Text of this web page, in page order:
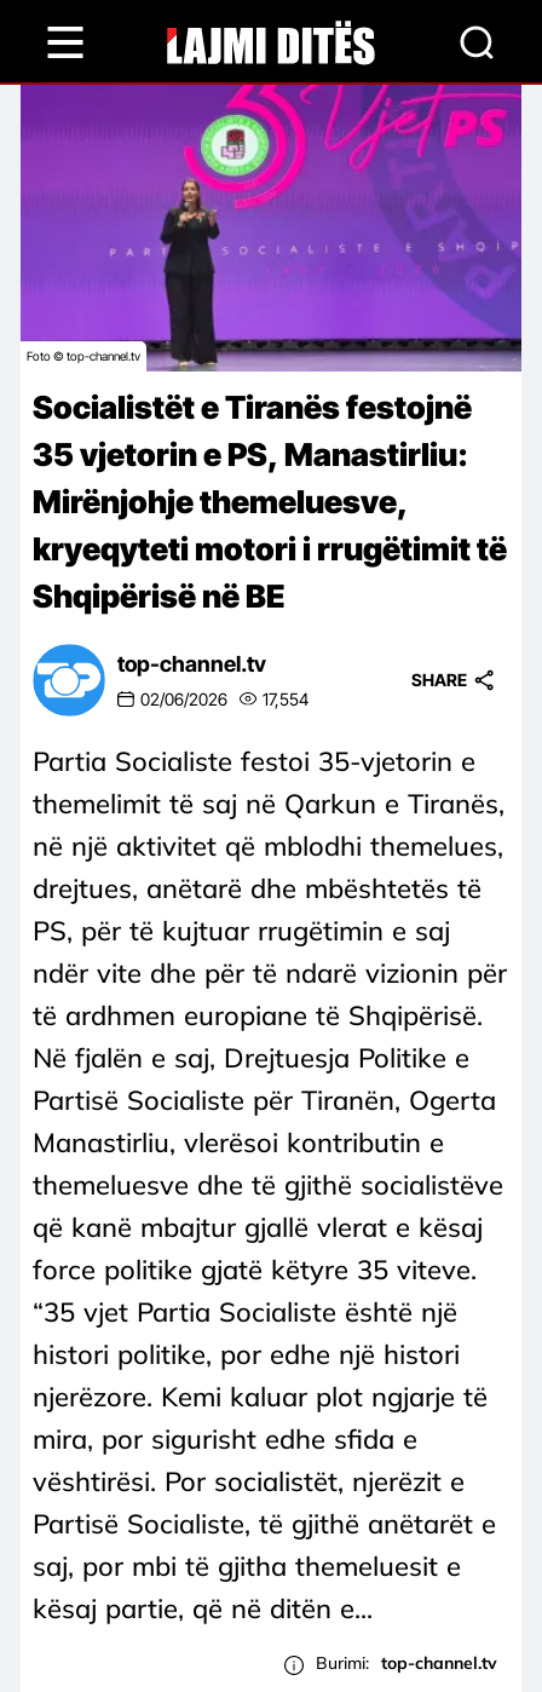
content
Foto © top-channel.tv
Socialistët e Tiranës festojnë
35 vjetorin e PS, Manastirliu:
Mirënjohje themeluesve,
kryeqyteti motori i rrugëtimit të
Shqipërisë në BE
top-channel.tv
02/06/2026 17,554
SHARE
Partia Socialiste festoi 35-vjetorin e
themelimit të saj në Qarkun e Tiranës,
në një aktivitet që mblodhi themelues,
drejtues, anëtarë dhe mbështetës të
PS, për të kujtuar rrugëtimin e saj
ndër vite dhe për të ndarë vizionin për
të ardhmen europiane të Shqipërisë.
Në fjalën e saj, Drejtuesja Politike e
Partisë Socialiste për Tiranën, Ogerta
Manastirliu, vlerësoi kontributin e
themeluesve dhe të gjithë socialistëve
që kanë mbajtur gjallë vlerat e kësaj
force politike gjatë këtyre 35 viteve.
“35 vjet Partia Socialiste është një
histori politike, por edhe një histori
njerëzore. Kemi kaluar plot ngjarje të
mira, por sigurisht edhe sfida e
vështirësi. Por socialistët, njerëzit e
Partisë Socialiste, të gjithë anëtarët e
saj, por mbi të gjitha themeluesit e
kësaj partie, që në ditën e...
Burimi: top-channel.tv